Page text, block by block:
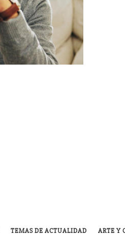
TEMAS DE ACTUALIDAD ARTE Y